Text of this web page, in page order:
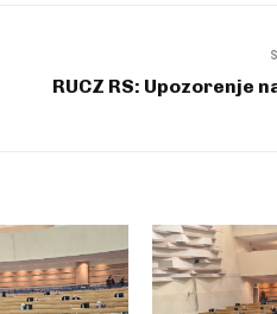
RUCZ RS: Upozorenje